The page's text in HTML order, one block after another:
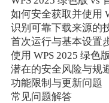
如何安全获取并使用
识别可靠下载来源的
首次运行与基本设置
使用 WPS 2025 绿色
潜在的安全风险与规
功能限制与更新问题
常见问题解答